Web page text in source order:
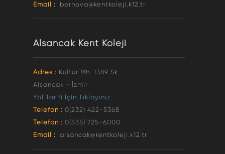
Email :
bornova@kentkoleji.k12.tr
Alsancak Kent Koleji
Adres : Kültür Mh. 1389 Sk.
Alsancak - İzmir
Yol Tarifi İçin Tıklayınız.
Telefon : 0(232) 422-5368
Telefon : 0(535) 725-6000
Email : alsancak@kentkoleji.k12.tr